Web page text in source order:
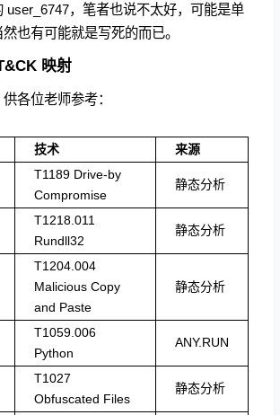
user_6747，笔者也说不太好，可能是单
也有可能就是写死的而已。
映射
各位老师参考：
技术
来源
T1189 Drive-by
Compromise
静态分析
T1218.011
Rundll32
静态分析
T1204.004
Malicious Copy
and Paste
静态分析
T1059.006
Python
ANY.RUN
T1027
Obfuscated Files
静态分析